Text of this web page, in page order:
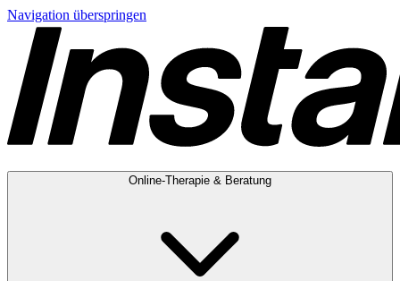
Navigation überspringen
Online-Therapie & Beratung